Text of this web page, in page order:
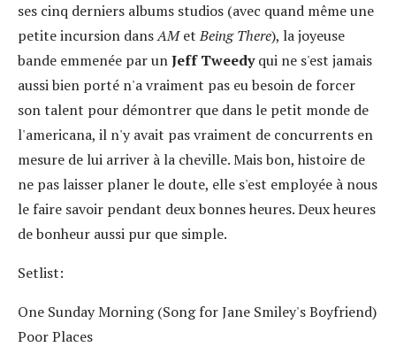
ses cinq derniers albums studios (avec quand même une
petite incursion dansAMetBeing There), la joyeuse
bande emmenée par unJeff Tweedyqui ne s'est jamais
aussi bien porté n'a vraiment pas eu besoin de forcer
son talent pour démontrer que dans le petit monde de
l'americana, il n'y avait pas vraiment de concurrents en
mesure de lui arriver à la cheville. Mais bon, histoire de
ne pas laisser planer le doute, elle s'est employée à nous
le faire savoir pendant deux bonnes heures. Deux heures
de bonheur aussi pur que simple.
Setlist:
One Sunday Morning (Song for Jane Smiley's Boyfriend)
Poor Places